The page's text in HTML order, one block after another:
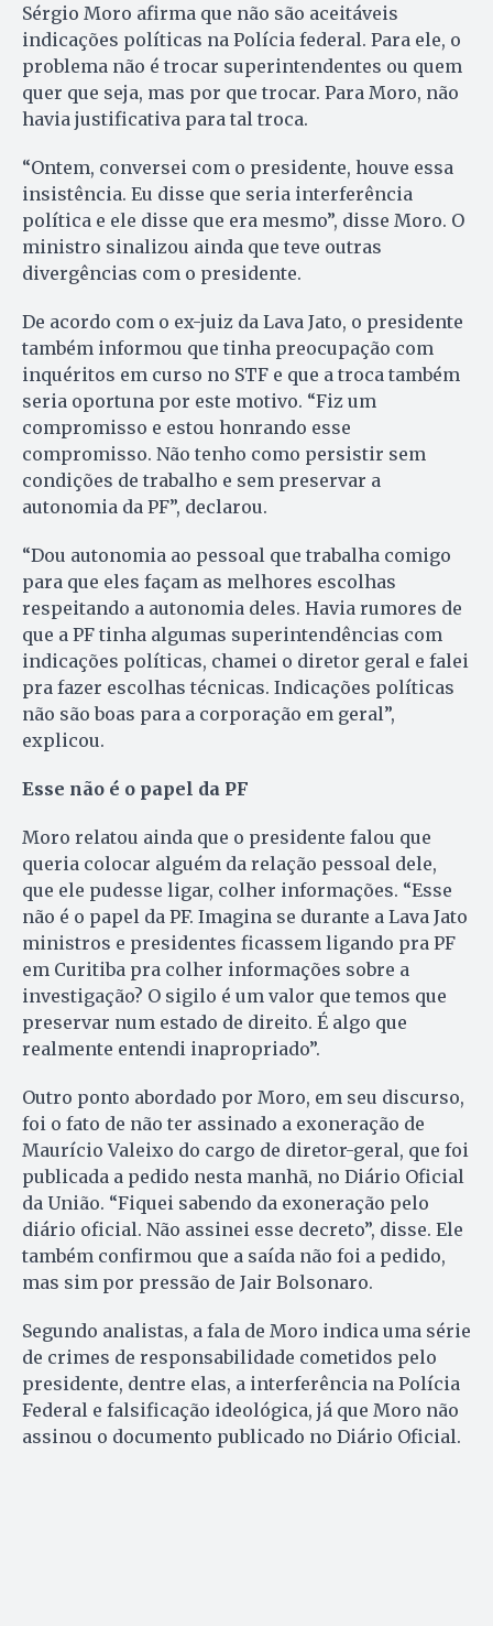
Sérgio Moro afirma que não são aceitáveis
indicações políticas na Polícia federal. Para ele, o
problema não é trocar superintendentes ou quem
quer que seja, mas por que trocar. Para Moro, não
havia justificativa para tal troca.
“Ontem, conversei com o presidente, houve essa
insistência. Eu disse que seria interferência
política e ele disse que era mesmo”, disse Moro. O
ministro sinalizou ainda que teve outras
divergências com o presidente.
De acordo com o ex-juiz da Lava Jato, o presidente
também informou que tinha preocupação com
inquéritos em curso no STF e que a troca também
seria oportuna por este motivo. “Fiz um
compromisso e estou honrando esse
compromisso. Não tenho como persistir sem
condições de trabalho e sem preservar a
autonomia da PF”, declarou.
“Dou autonomia ao pessoal que trabalha comigo
para que eles façam as melhores escolhas
respeitando a autonomia deles. Havia rumores de
que a PF tinha algumas superintendências com
indicações políticas, chamei o diretor geral e falei
pra fazer escolhas técnicas. Indicações políticas
não são boas para a corporação em geral”,
explicou.
Esse não é o papel da PF
Moro relatou ainda que o presidente falou que
queria colocar alguém da relação pessoal dele,
que ele pudesse ligar, colher informações. “Esse
não é o papel da PF. Imagina se durante a Lava Jato
ministros e presidentes ficassem ligando pra PF
em Curitiba pra colher informações sobre a
investigação? O sigilo é um valor que temos que
preservar num estado de direito. É algo que
realmente entendi inapropriado”.
Outro ponto abordado por Moro, em seu discurso,
foi o fato de não ter assinado a exoneração de
Maurício Valeixo do cargo de diretor-geral, que foi
publicada a pedido nesta manhã, no Diário Oficial
da União. “Fiquei sabendo da exoneração pelo
diário oficial. Não assinei esse decreto”, disse. Ele
também confirmou que a saída não foi a pedido,
mas sim por pressão de Jair Bolsonaro.
Segundo analistas, a fala de Moro indica uma série
de crimes de responsabilidade cometidos pelo
presidente, dentre elas, a interferência na Polícia
Federal e falsificação ideológica, já que Moro não
assinou o documento publicado no Diário Oficial.